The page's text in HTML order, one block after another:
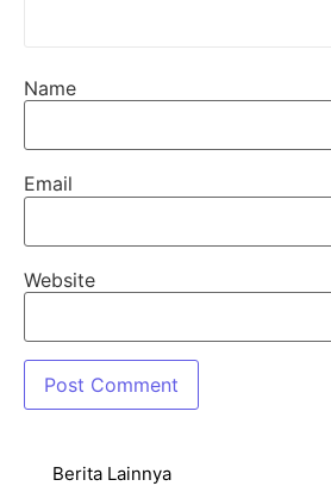
Name
Email
Website
Berita Lainnya